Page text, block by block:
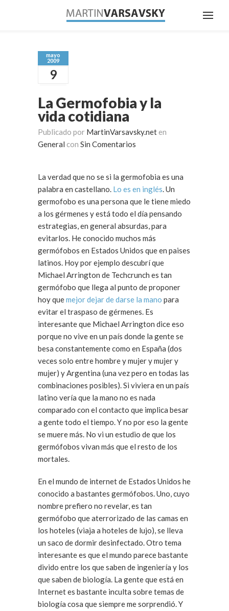
mayo
2009
9
La Germofobia y la
vida cotidiana
Publicado por MartinVarsavsky.net en
General con Sin Comentarios
La verdad que no se si la germofobia es una
palabra en castellano. Lo es en inglés. Un
germofobo es una persona que le tiene miedo
a los gérmenes y está todo el día pensando
estrategias, en general absurdas, para
evitarlos. He conocido muchos más
germófobos en Estados Unidos que en paises
latinos. Hoy por ejemplo descubrí que
Michael Arrington de Techcrunch es tan
germófobo que llega al punto de proponer
hoy quemejor dejar de darse la mano para
evitar el traspaso de gérmenes. Es
interesante que Michael Arrington dice eso
porque no vive en un país donde la gente se
besa constantemente como en España (dos
veces solo entre hombre y mujer y mujer y
mujer) y Argentina (una vez pero en todas las
combinaciones posibles). Si viviera en un país
latino vería que la mano no es nada
comparado con el contacto que implica besar
a gente todo el tiempo. Y no por eso la gente
se muere más. No vi un estudio de que los
germófobos vivan más que el resto de los
mortales.
En el mundo de internet de Estados Unidos he
conocido a bastantes germófobos. Uno, cuyo
nombre prefiero no revelar, es tan
germófobo que aterrorizado de las camas en
los hoteles (viaja a hoteles de lujo), se lleva
un saco de dormir desinfectado. Otro tema
interesante es que el mundo parece bastante
divido entre los que saben de ingeniería y los
que saben de biología. La gente que está en
Internet es bastante inculta sobre temas de
biología cosa que siempre me sorprendió. Y